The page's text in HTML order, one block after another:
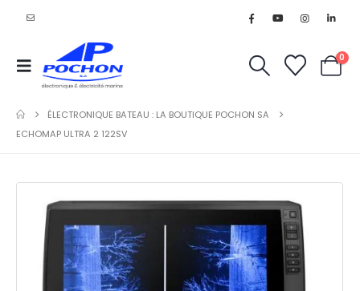
0
ÉLECTRONIQUE BATEAU : LA BOUTIQUE POCHON SA
ECHOMAP ULTRA 2 122SV